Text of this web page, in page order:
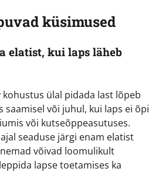
küsimused
elatist, kui laps läheb
kohustus ülal pidada last lõpeb
saamisel või juhul, kui laps ei õpi
või kutseõppeasutuses.
seaduse järgi enam elatist
võivad loomulikult
lapse toetamises ka